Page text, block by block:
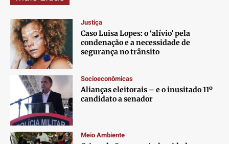
Justiça
Caso Luisa Lopes: o ‘alívio’ pela
condenação e a necessidade de
segurança no trânsito
Socioeconômicas
Alianças eleitorais – e o inusitado 11º
candidato a senador
Meio Ambiente